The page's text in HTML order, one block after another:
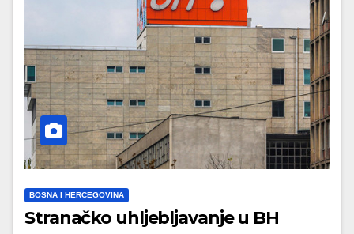
BOSNA I HERCEGOVINA
Stranačko uhljebljavanje u BH